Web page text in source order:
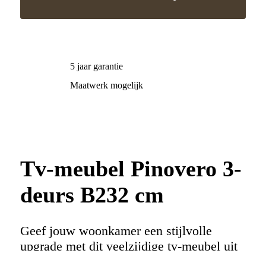
5 jaar garantie
Maatwerk mogelijk
Tv-meubel Pinovero 3-
deurs B232 cm
Geef jouw woonkamer een stijlvolle
upgrade met dit veelzijdige tv-meubel uit